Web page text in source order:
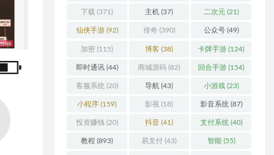
下载 (371) 主机 (37) 二次元(21)
仙侠手游(92) 传奇(390) 公众号(49)
加密 (115) 博客 (38) 卡牌手游 (124)
即时通讯(44) 商城源码 (82) 回合手游 (154)
客服系统 (20) 导航 (43) 小游戏(23)
小程序 (159) 影视 (18) 影音系统 (87)
投资赚钱 (20) 抖音 (41) 支付系统 (40)
教程 (893) 易支付 (43) 智能(55)